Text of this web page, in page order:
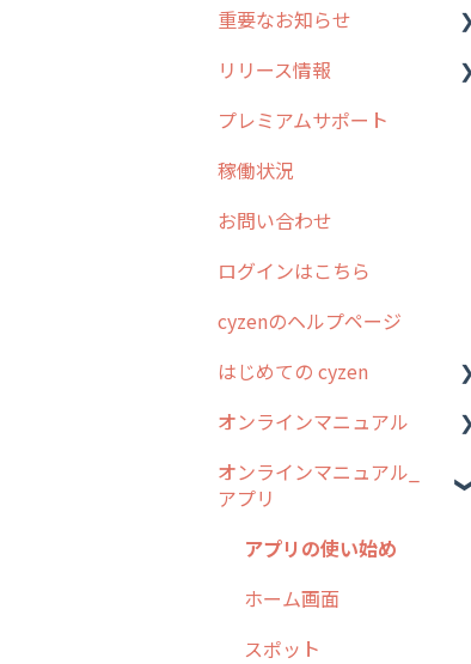
メンテナンス
外廻り営業
清掃
不動産
重要なお知らせ
過去の重要なお知らせ
障害情報
リリース情報
リリース
2026年のリリース情報
2025年のリリース情報
2024年のリリース情報
2023年のリリース情報
過去のリリース
2019年までのリリース情
お客様の声を実現しました
プレミアムサポート
稼働状況
お問い合わせ
ログインはこちら
cyzenのヘルプページ
はじめての cyzen
0. はじめてのcyzenの使い
1. cyzenについて知ろう
2. 主要機能の概要
3. cyzenの位置情報取得に
オンラインマニュアル
管理サイトの使い始め
オンラインマニュアル_
アプリ
アプリの使い始め
ホーム画面
スポット